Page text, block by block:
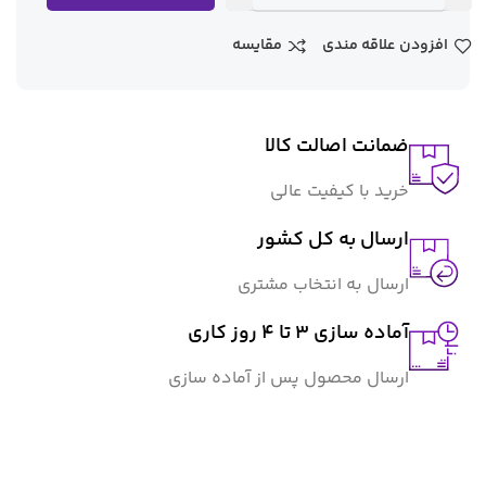
افزودن علاقه مندی مقایسه
ضمانت اصالت کالا
خرید با کیفیت عالی
ارسال به کل کشور
ارسال به انتخاب مشتری
آماده سازی ۳ تا ۴ روز کاری
ارسال محصول پس از آماده سازی